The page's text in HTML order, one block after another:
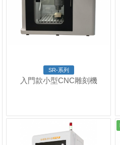
SR-系列
入門款小型CNC雕刻機